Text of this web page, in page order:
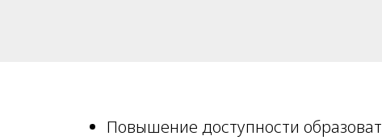
Повышение доступности